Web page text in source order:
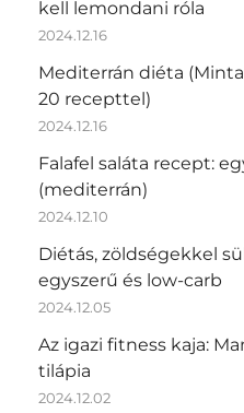
kell lemondani róla
2024.12.16
Mediterrán diéta
20 recepttel)
2024.12.16
Falafel saláta recept:
(mediterrán)
2024.12.10
Diétás, zöldségekkel
egyszerű és low-carb
2024.12.05
Az igazi fitness kaja:
tilápia
2024.12.02